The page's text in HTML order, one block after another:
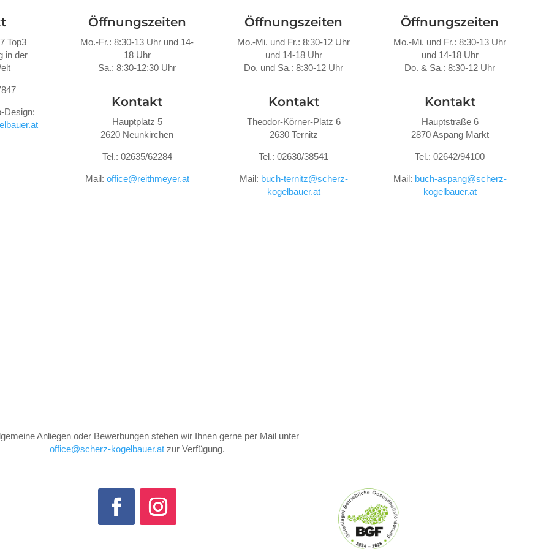
Top3
in der
Design:
Öffnungszeiten
Mo.-Fr.: 8:30-13 Uhr und 14-
18 Uhr
Sa.: 8:30-12:30 Uhr
Kontakt
Hauptplatz 5
2620 Neunkirchen
Tel.: 02635/62284
Mail: office@reithmeyer.at
Öffnungszeiten
Mo.-Mi. und Fr.: 8:30-12 Uhr
und 14-18 Uhr
Do. und Sa.: 8:30-12 Uhr
Kontakt
Theodor-Körner-Platz 6
2630 Ternitz
Tel.: 02630/38541
Mail: buch-ternitz@scherz-
kogelbauer.at
Öffnungszeiten
Mo.-Mi. und Fr.: 8:30-13 Uhr
und 14-18 Uhr
Do. & Sa.: 8:30-12 Uhr
Kontakt
Hauptstraße 6
2870 Aspang Markt
Tel.: 02642/94100
Mail: buch-aspang@scherz-
kogelbauer.at
Anliegen oder Bewerbungen stehen wir Ihnen gerne per Mail unter
office@scherz-kogelbauer.at zur Verfügung.